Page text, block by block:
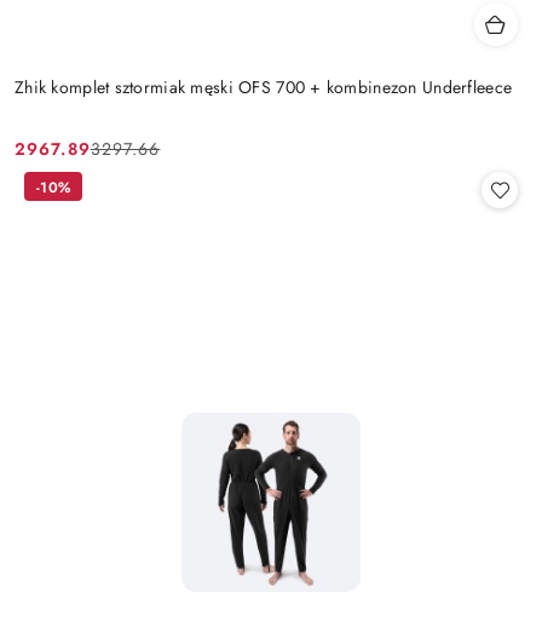
Zhik komplet sztormiak męski OFS 700 + kombinezon Underfleece
Cena
promocyjna:
2967.89
Cena
przed
3297.66
-10%